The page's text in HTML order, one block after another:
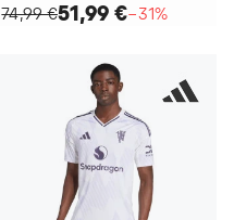
74,99 €51,99 €−31%